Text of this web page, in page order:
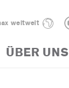
weltweit
ÜBER UNS